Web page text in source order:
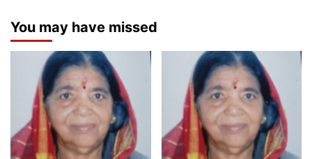
You may have missed